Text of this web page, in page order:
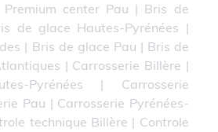
center Pau | Bris de
de glace Hautes-Pyrénées |
| Bris de glace Pau | Bris de
| Carrosserie Billère |
Pyrénées | Carrosserie
Pau | Carrosserie Pyrénées-
technique Billère | Controle